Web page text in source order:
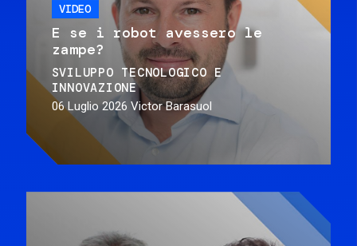
VIDEO
E se i robot avessero le
zampe?
SVILUPPO TECNOLOGICO E
INNOVAZIONE
06 Luglio 2026 Victor Barasuol